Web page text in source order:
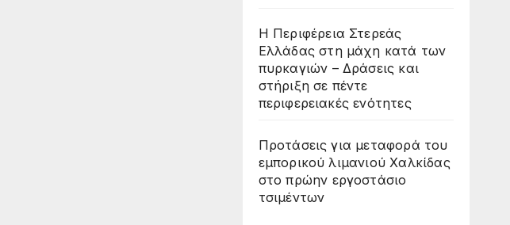
Η Περιφέρεια Στερεάς
Ελλάδας στη μάχη κατά των
πυρκαγιών – Δράσεις και
στήριξη σε πέντε
περιφερειακές ενότητες
Προτάσεις για μεταφορά του
εμπορικού λιμανιού Χαλκίδας
στο πρώην εργοστάσιο
τσιμέντων